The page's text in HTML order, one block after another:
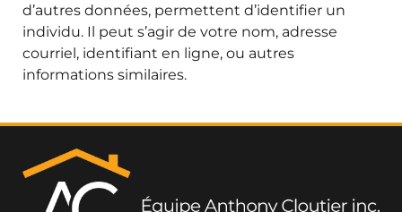
d’autres données, permettent d’identifier un
individu. Il peut s’agir de votre nom, adresse
courriel, identifiant en ligne, ou autres
informations similaires.